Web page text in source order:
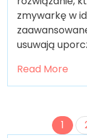
zmywarkę w
usuwają
Read More
1